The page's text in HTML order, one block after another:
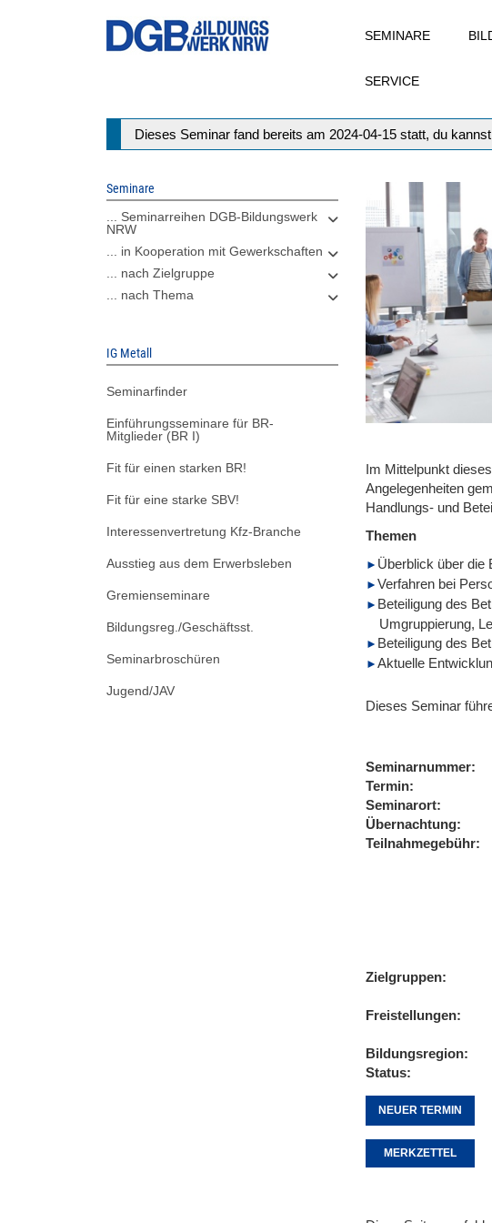
SEMINARE
SERVICE
Statusmeldung
Dieses Seminar fand bereits am 2024-04-15 statt, du
Seminare
... Seminarreihen DGB-Bildungswerk
NRW
... in Kooperation mit Gewerkschaften
... nach Zielgruppe
... nach Thema
IG Metall
Seminarfinder
Einführungsseminare für BR-
Mitglieder (BR I)
Fit für einen starken BR!
Fit für eine starke SBV!
Interessenvertretung Kfz-Branche
Ausstieg aus dem Erwerbsleben
Gremienseminare
Bildungsreg./Geschäftsst.
Seminarbroschüren
Jugend/JAV
Im Mittelpunkt
Angelegenheiten
Handlungs- und
Themen
Überblick über die
Verfahren bei
Beteiligung des
Umgruppierung,
Beteiligung des
Aktuelle
Dieses Seminar
Seminarnummer
Termin
Seminarort
Übernachtung
Teilnahmegebühr
Zielgruppen
Freistellungen
Bildungsregion
Status
NEUER TERMIN
MERKZETTEL